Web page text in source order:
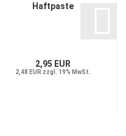
Haftpaste
2,95 EUR
2,48 EUR zzgl. 19% MwSt.